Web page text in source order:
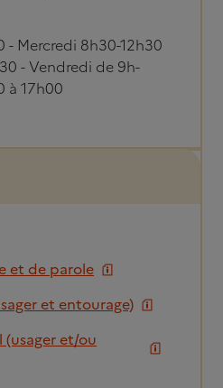
- Mercredi 8h30-12h30
- Vendredi de 9h-
à 17h00
et de parole
et entourage)
et/ou